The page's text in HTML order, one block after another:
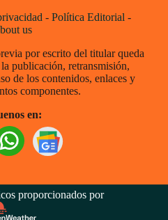
- Política Editorial -
us
por escrito del titular queda
publicación, retransmisión,
de los contenidos, enlaces y
componentes.
en:
proporcionados por